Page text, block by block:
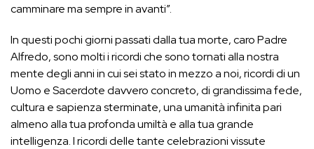
camminare ma sempre in avanti”.
In questi pochi giorni passati dalla tua morte, caro Padre
Alfredo, sono molti i ricordi che sono tornati alla nostra
mente degli anni in cui sei stato in mezzo a noi, ricordi di un
Uomo e Sacerdote davvero concreto, di grandissima fede,
cultura e sapienza sterminate, una umanità infinita pari
almeno alla tua profonda umiltà e alla tua grande
intelligenza. I ricordi delle tante celebrazioni vissute